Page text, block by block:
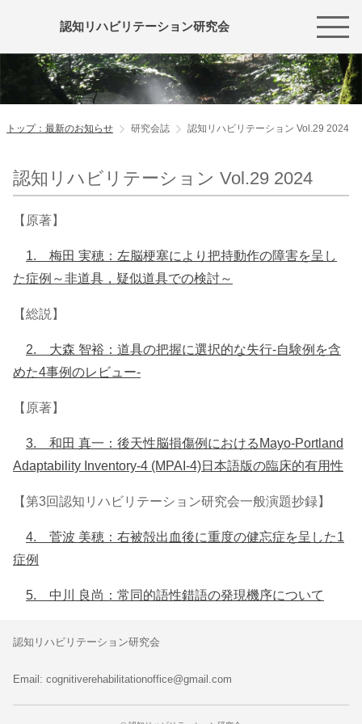
認知リハビリテーション研究会
トップ：最新のお知らせ 研究会誌 認知リハビリテーション Vol.29 2024
認知リハビリテーション Vol.29 2024
【原著】
1. 梅田 実穂：左脳梗塞により把持動作の障害を呈し
た症例～非道具，疑似道具での検討～
【総説】
2. 大森 智裕：道具の把握に選択的な失行‐自験例を含
めた4事例のレビュー‐
【原著】
3. 和田 真一：後天性脳損傷例におけるMayo-Portland
Adaptability Inventory-4 (MPAI-4)日本語版の臨床的有用性
【第3回認知リハビリテーション研究会一般演題抄録】
4. 菅波 美穂：右被殻出血後に重度の健忘症を呈した1
症例
5. 中川 良尚：常同的語性錯語の発現機序について
認知リハビリテーション研究会
Email: cognitiverehabilitationoffice@gmail.com